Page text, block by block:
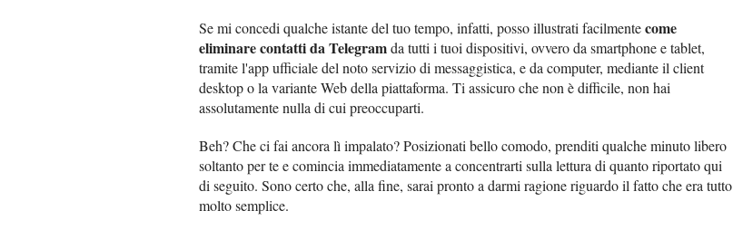
Se mi concedi qualche istante del tuo tempo, infatti, posso illustrati facilmentecome
eliminare contatti da Telegramda tutti i tuoi dispositivi, ovvero da smartphone e tablet,
tramite l'app ufficiale del noto servizio di messaggistica, e da computer, mediante il client
desktop o la variante Web della piattaforma. Ti assicuro che non è difficile, non hai
assolutamente nulla di cui preoccuparti.
Beh? Che ci fai ancora lì impalato? Posizionati bello comodo, prenditi qualche minuto libero
soltanto per te e comincia immediatamente a concentrarti sulla lettura di quanto riportato qui
di seguito. Sono certo che, alla fine, sarai pronto a darmi ragione riguardo il fatto che era tutto
molto semplice.